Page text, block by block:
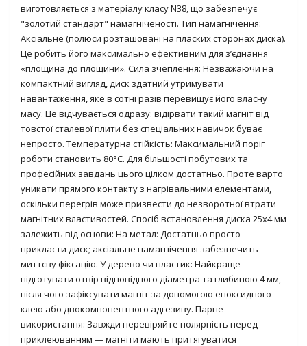
виготовляється з матеріалу класуN38, що забезпечує
"золотий стандарт" намагніченості. Тип намагнічення:
Аксіальне (полюси розташовані на пласких сторонах диска).
Це робить його максимально ефективним для з’єднання
«площина до площини». Сила зчеплення: Незважаючи на
компактний вигляд, диск здатний утримувати
навантаження, яке в сотні разів перевищує його власну
масу. Це відчувається одразу: відірвати такий магніт від
товстої сталевої плити без спеціальних навичок буває
непросто. Температурна стійкість: Максимальний поріг
роботи становить 80°C. Для більшості побутових та
професійних завдань цього цілком достатньо. Проте варто
уникати прямого контакту з нагрівальними елементами,
оскільки перегрів може призвести до незворотної втрати
магнітних властивостей. Спосіб встановлення диска 25х4 мм
залежить від основи: На метал: Достатньо просто
прикласти диск; аксіальне намагнічення забезпечить
миттєву фіксацію. У дерево чи пластик: Найкраще
підготувати отвір відповідного діаметра та глибиною 4 мм,
після чого зафіксувати магніт за допомогою епоксидного
клею або двокомпонентного адгезиву. Парне
використання: Завжди перевіряйте полярність перед
приклеюванням — магніти мають притягуватися